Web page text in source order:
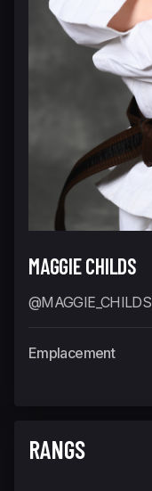
MAGGIE CHILDS
@MAGGIE_CHILDS
Emplacement
RANGS